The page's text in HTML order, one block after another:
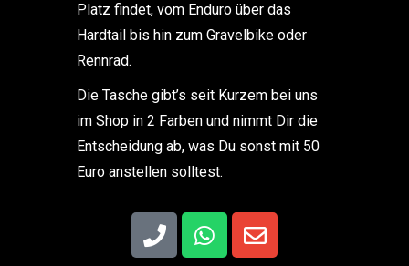
Platz findet, vom Enduro über das
Hardtail bis hin zum Gravelbike oder
Rennrad.
Die Tasche gibt’s seit Kurzem bei uns
im Shop in 2 Farben und nimmt Dir die
Entscheidung ab, was Du sonst mit 50
Euro anstellen solltest.